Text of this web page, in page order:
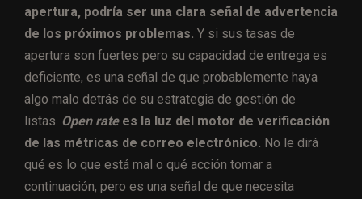
apertura, podría ser una clara señal de advertencia
de los próximos problemas. Y si sus tasas de
apertura son fuertes pero su capacidad de entrega es
deficiente, es una señal de que probablemente haya
algo malo detrás de su estrategia de gestión de
listas. Open ratees la luz del motor de verificación
de las métricas de correo electrónico. No le dirá
qué es lo que está mal o qué acción tomar a
continuación, pero es una señal de que necesita